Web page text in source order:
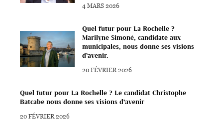
4 MARS 2026
Quel futur pour La Rochelle ?
Marilyne Simoné, candidate aux
municipales, nous donne ses visions
d’avenir.
20 FÉVRIER 2026
Quel futur pour La Rochelle ? Le candidat Christophe
Batcabe nous donne ses visions d’avenir
20 FÉVRIER 2026